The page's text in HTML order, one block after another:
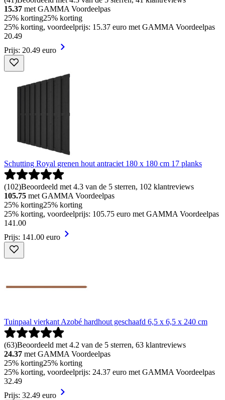
15.37 met GAMMA Voordeelpas
25% korting25% korting
25% korting, voordeelprijs: 15.37 euro met GAMMA Voordeelpas
20.49
Prijs: 20.49 euro
Schutting Royal grenen hout antraciet 180 x 180 cm 17 planks
(102)Beoordeeld met 4.3 van de 5 sterren, 102 klantreviews
105.75 met GAMMA Voordeelpas
25% korting25% korting
25% korting, voordeelprijs: 105.75 euro met GAMMA Voordeelpas
141 .00
Prijs: 141.00 euro
Tuinpaal vierkant Azobé hardhout geschaafd 6,5 x 6,5 x 240 cm
(63)Beoordeeld met 4.2 van de 5 sterren, 63 klantreviews
24.37 met GAMMA Voordeelpas
25% korting25% korting
25% korting, voordeelprijs: 24.37 euro met GAMMA Voordeelpas
32.49
Prijs: 32.49 euro